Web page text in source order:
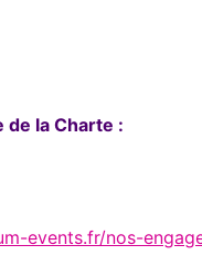
la Charte :
events.fr/nos-